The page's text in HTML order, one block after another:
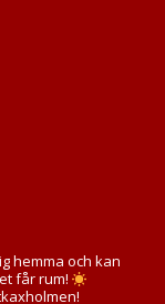
hemma och kan
får rum!